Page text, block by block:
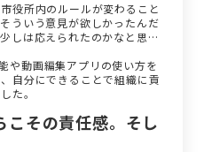
役所内のルールが変わること
ういう意見が欲しかったんだ
しは応えられたのかなと思い
動画編集アプリの使い方を
自分にできることで組織に貢
た。
こその責任感。そし